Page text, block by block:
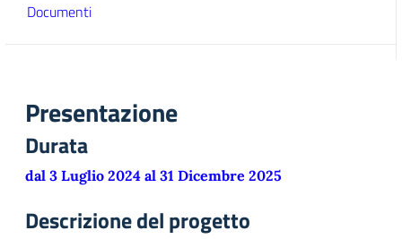
Documenti
Presentazione
Durata
dal 3 Luglio 2024 al 31 Dicembre 2025
Descrizione del progetto